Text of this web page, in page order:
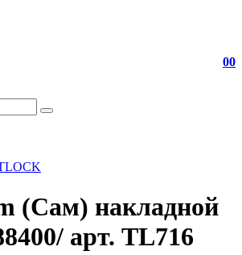
00
(Сам) накладной
арт. TL716